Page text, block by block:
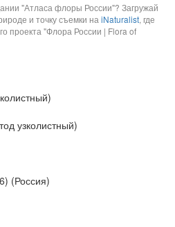
"Атласа флоры России"? Загружай
и точку съемки на iNaturalist, где
проекта "Флора России | Flora of
узколистный)
(Россия)